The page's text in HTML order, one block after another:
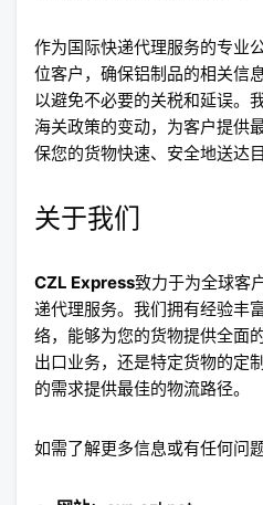
作为国际快递代理服务的专业公
位客户，确保铝制品的相关信
以避免不必要的关税和延误。
海关政策的变动，为客户提供
保您的货物快速、安全地送达目
关于我们
CZL Express致力于为全球客
递代理服务。我们拥有经验丰
络，能够为您的货物提供全面
出口业务，还是特定货物的定
的需求提供最佳的物流路径。
如需了解更多信息或有任何问